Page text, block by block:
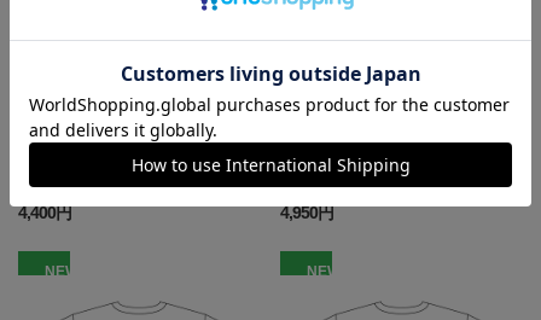
松本
松本山雅FC ピカチュウ Tシャ
ツ BLACK キッズ
4,400円
松本
松本山雅FC ピカチュウ Tシャ
ツ BLACK
4,950円
NEW NEW